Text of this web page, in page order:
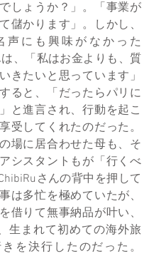
しょうか？」。「事業が
儲かります」。しかし、
声にも興味がなかった
は、「私はお金よりも、質
きたいと思っています」
ると、「だったらパリに
と進言され、行動を起こ
受してくれたのだった。
場に居合わせた母も、そ
シスタントもが「行くべ
さんの背中を押して
は多忙を極めていたが、
借りて無事納品が叶い、
生まれて初めての海外旅
を決行したのだった。